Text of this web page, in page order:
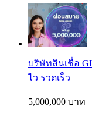
บริษัทสินเชื่อ
ไว รวดเร็ว
5,000,000 บาท